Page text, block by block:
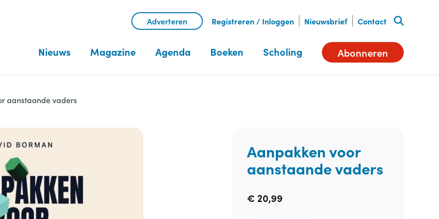
Adverteren Registreren / Inloggen Nieuwsbrief Contact
Nieuws Magazine Agenda Boeken Scholing Abonneren
aanstaande vaders
Aanpakken voor
aanstaande vaders
€ 20,99